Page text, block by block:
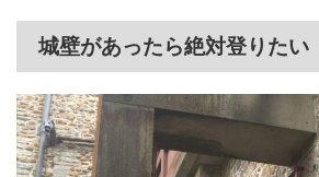
城壁があったら絶対登りたい